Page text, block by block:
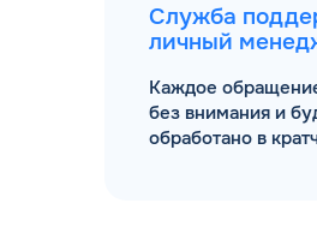
Служба
личный
Каждое
без внимания и
обработано в